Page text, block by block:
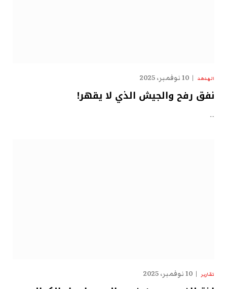
الهدهد 10 نوفمبر، 2025
نفق رفح والجيش الذي لا يقهر!
…
تقارير 10 نوفمبر، 2025